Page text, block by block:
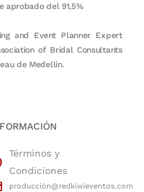
aprobado del 91,5%
and Event Planner Expert
of Bridal Consultants
de Medellín.
Términos y
Condiciones
producción@redkiwieventos.com